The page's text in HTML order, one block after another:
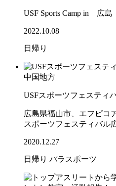
USF Sports Camp in 広島
2022.10.08
日帰り
中国地方
USFスポーツフェスティ
広島県福山市、エフピコ
スポーツフェスティバル
2020.12.27
日帰り パラスポーツ